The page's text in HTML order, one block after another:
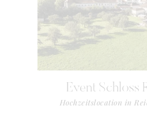
Event Schloss
Hochzeitslocation in